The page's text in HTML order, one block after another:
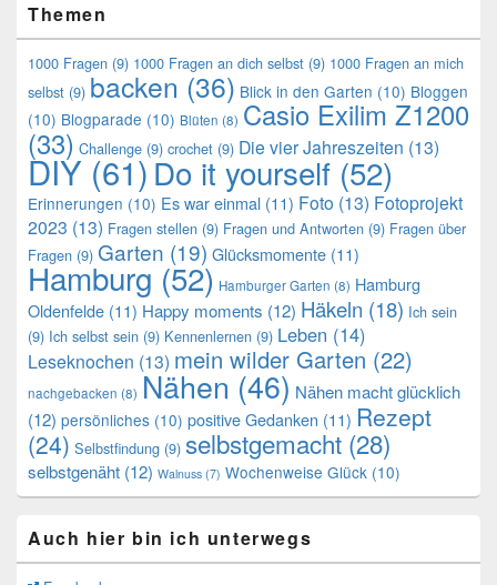
Themen
1000 Fragen (9) 1000 Fragen an dich selbst (9) 1000 Fragen an mich
selbst (9) backen (36) Blick in den Garten (10) Bloggen
(10) Blogparade (10) Blüten (8) Casio Exilim Z1200
(33) Challenge (9) crochet (9) Die vier Jahreszeiten (13)
DIY (61)Do it yourself (52)
Erinnerungen (10) Es war einmal (11) Foto (13) Fotoprojekt
2023 (13) Fragen stellen (9) Fragen und Antworten (9) Fragen über
Fragen (9) Garten (19) Glücksmomente (11)
Hamburg (52) Hamburger Garten (8) Hamburg
Oldenfelde (11) Happy moments (12) Häkeln (18) Ich sein
(9) Ich selbst sein (9) Kennenlernen (9) Leben (14)
Leseknochen (13) mein wilder Garten (22)
nachgebacken (8) Nähen (46) Nähen macht glücklich
(12) persönliches (10) positive Gedanken (11) Rezept
(24) Selbstfindung (9) selbstgemacht (28)
selbstgenäht (12) Walnuss (7) Wochenweise Glück (10)
Auch hier bin ich unterwegs